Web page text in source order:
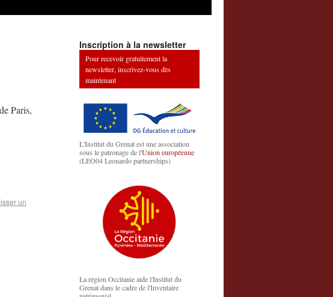
Paris,
un
Inscription à la newsletter
Pour recevoir gratuitement la
newsletter, inscrivez-vous dès
maintenant
L'Institut du Grenat est une association
sous le patronage de l'Union européenne
(LEO04 Leonardo partnerships)
La région Occitanie aide l'Institut du
Grenat dans le cadre de l'Inventaire